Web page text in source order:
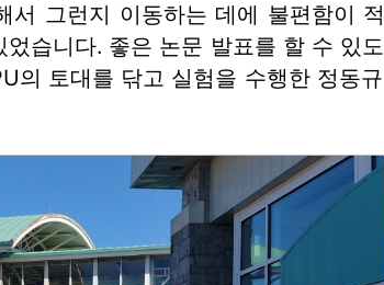
서 그런지 이동하는 데에 불편함이
습니다. 좋은 논문 발표를 할 수 있
의 토대를 닦고 실험을 수행한 정동